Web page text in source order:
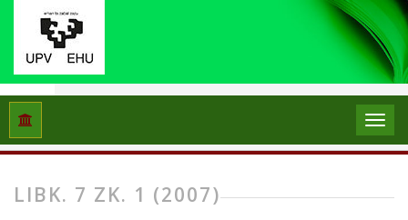
Hasiera
LIBK. 7 ZK. 1 (2007)